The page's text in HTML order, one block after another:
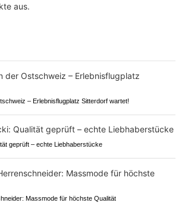
aus.
– Erlebnisflugplatz Sitterdorf wartet!
geprüft – echte Liebhaberstücke
Massmode für höchste Qualität